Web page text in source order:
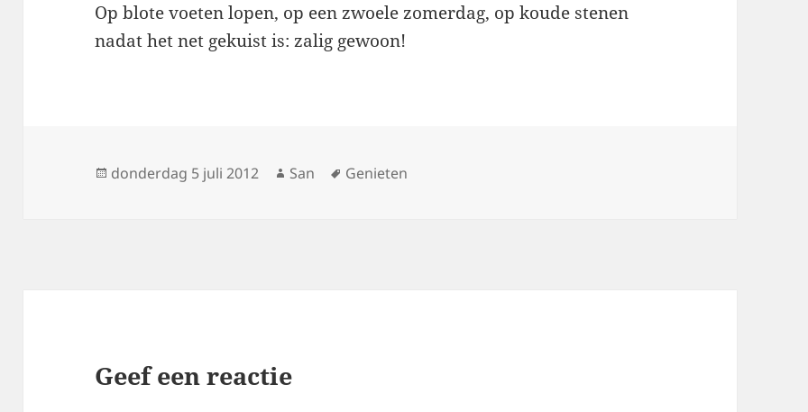
Op blote voeten lopen, op een zwoele zomerdag, op koude stenen
nadat het net gekuist is: zalig gewoon!
Geplaatst
donderdag 5 juli 2012 Auteur
San Tags
Genieten
Geef een reactie